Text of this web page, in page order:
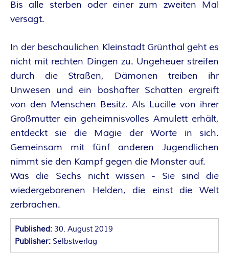
Y
A
U
T
O
R
:
I
N
N
E
Bis alle sterben oder einer zum zweiten Mal
versagt.
In der beschaulichen Kleinstadt Grünthal geht es
nicht mit rechten Dingen zu. Ungeheuer streifen
durch die Straßen, Dämonen treiben ihr
Unwesen und ein boshafter Schatten ergreift
von den Menschen Besitz. Als Lucille von ihrer
Großmutter ein geheimnisvolles Amulett erhält,
entdeckt sie die Magie der Worte in sich.
Gemeinsam mit fünf anderen Jugendlichen
nimmt sie den Kampf gegen die Monster auf.
Was die Sechs nicht wissen - Sie sind die
wiedergeborenen Helden, die einst die Welt
zerbrachen.
Published: 30. August 2019
Publisher: Selbstverlag